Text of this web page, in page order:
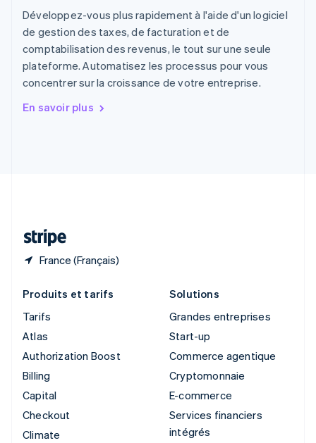
Développez-vous plus rapidement à l'aide d'un logiciel
de gestion des taxes, de facturation et de
comptabilisation des revenus, le tout sur une seule
plateforme. Automatisez les processus pour vous
concentrer sur la croissance de votre entreprise.
En savoir plus
France (Français)
Roumanie
English
Royaume-Uni
English
Singapour
English简体中文
English
Produits et tarifs
Tarifs
Atlas
Authorization Boost
Billing
Capital
Checkout
Climate
Solutions
Grandes entreprises
Start-up
Commerce agentique
Cryptomonnaie
E-commerce
Services financiers
intégrés